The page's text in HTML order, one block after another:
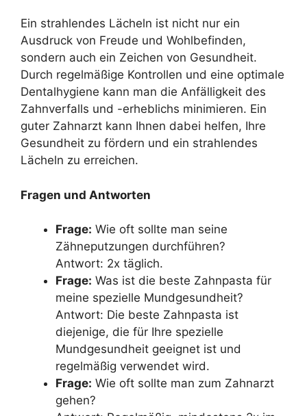
Ein strahlendes Lächeln ist nicht nur ein
Ausdruck von Freude und Wohlbefinden,
sondern auch ein Zeichen von Gesundheit.
Durch regelmäßige Kontrollen und eine optimale
Dentalhygiene kann man die Anfälligkeit des
Zahnverfalls und -erheblichs minimieren. Ein
guter Zahnarzt kann Ihnen dabei helfen, Ihre
Gesundheit zu fördern und ein strahlendes
Lächeln zu erreichen.
Fragen und Antworten
Frage: Wie oft sollte man seine
Zähneputzungen durchführen?
Antwort: 2x täglich.
Frage: Was ist die beste Zahnpasta für
meine spezielle Mundgesundheit?
Antwort: Die beste Zahnpasta ist
diejenige, die für Ihre spezielle
Mundgesundheit geeignet ist und
regelmäßig verwendet wird.
Frage: Wie oft sollte man zum Zahnarzt
gehen?